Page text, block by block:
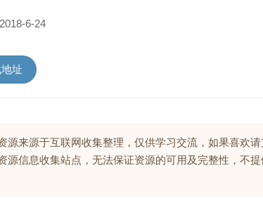
2018-6-24
址
源来源于互联网收集整理，仅供学习交流，如果喜欢请
源信息收集站点，无法保证资源的可用及完整性，不